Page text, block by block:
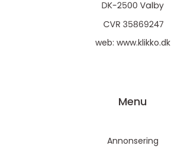
web: www.klikko.dk
Menu
Annonsering